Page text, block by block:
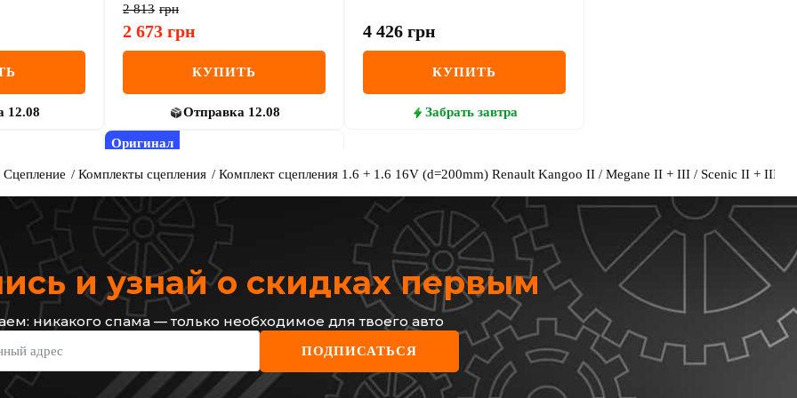
12.08
2 813 грн
2 673 грн
КУПИТЬ
Отправка 12.08
4 426 грн
КУПИТЬ
Забрать завтра
1.6 + 1.6 16V
07-/Duster
Оригинал
Kangoo II 1.6 + 1.6 16V
(d=200mm) реставрация
Код: 77 11 135 374
Сцепление Комплекты сцепления Комплект сцепления 1.6 + 1.6 16V (d=200mm) Renault Kangoo II / Megane II + III / Scenic II + III
и узнай о скидках первым
никакого спама — только необходимое для твоего авто
адрес ПОДПИСАТЬСЯ